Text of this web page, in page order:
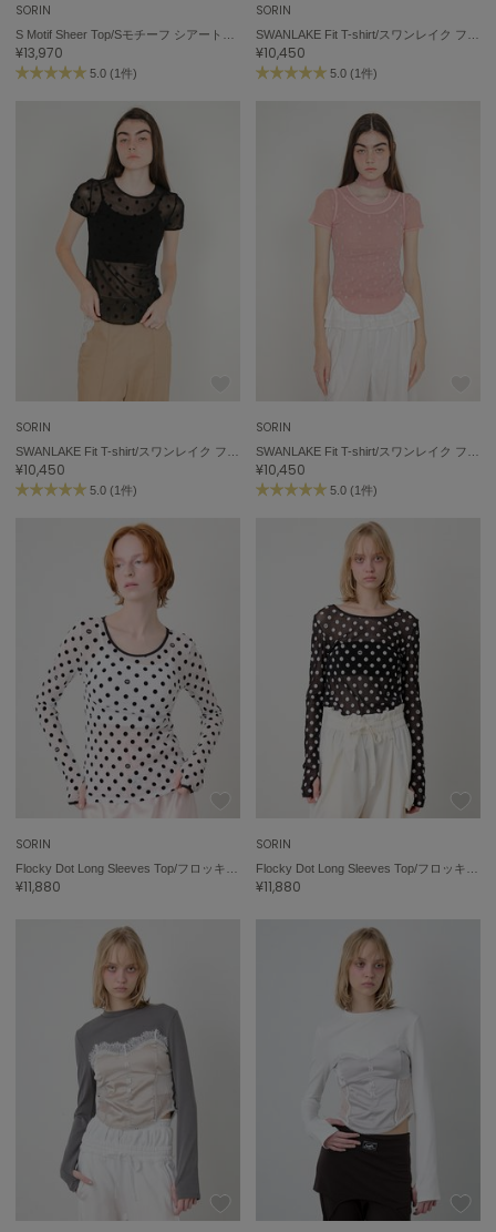
SORIN
¥13,970
5.0 (1件)
SORIN
¥10,450
5.0 (1件)
SORIN
¥10,450
5.0 (1件)
SORIN
¥10,450
5.0 (1件)
SORIN
¥11,880
SORIN
¥11,880